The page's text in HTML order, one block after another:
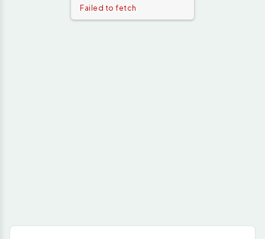
Failed to fetch